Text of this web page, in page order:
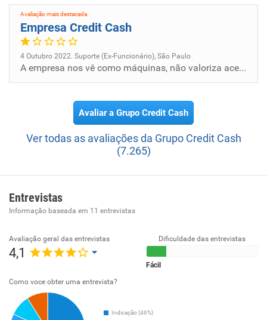
as expectativas.
Avaliação mais destacada
Empresa Credit Cash
4 Outubro 2022. Suporte (Ex-Funcionário), São Paulo
A empresa nos vê como máquinas, não valoriza acertos. Sempre nos cobra de ajuda-los, mas quando é para nos ajudar não qu...
Avaliar a Grupo Credit Cash
Ver todas as avaliações da Grupo Credit Cash
(7.265)
Entrevistas
Informação baseada em 11 entrevistas
Avaliação geral das entrevistas
4,1
Dificuldade das entrevistas
Fácil
Como voce obter uma entrevista?
Indicação (46%)